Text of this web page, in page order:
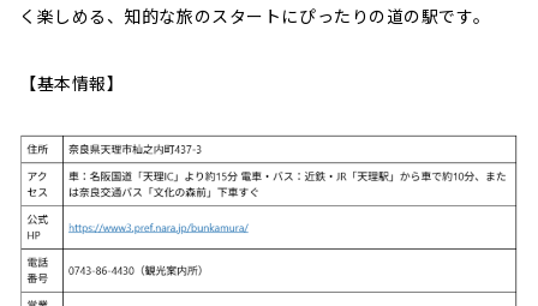
く楽しめる、知的な旅のスタートにぴったりの道の駅です。
【基本情報】